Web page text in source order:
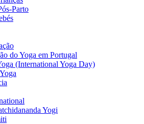
Parto
do Yoga em Portugal
(International Yoga Day)
Yogi